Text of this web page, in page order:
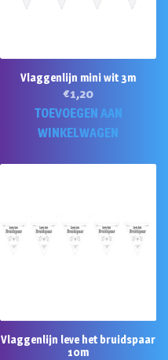
Vlaggenlijn mini wit 3m
€1,20
TOEVOEGEN AAN
WINKELWAGEN
Vlaggenlijn leve het bruidspaar
10m